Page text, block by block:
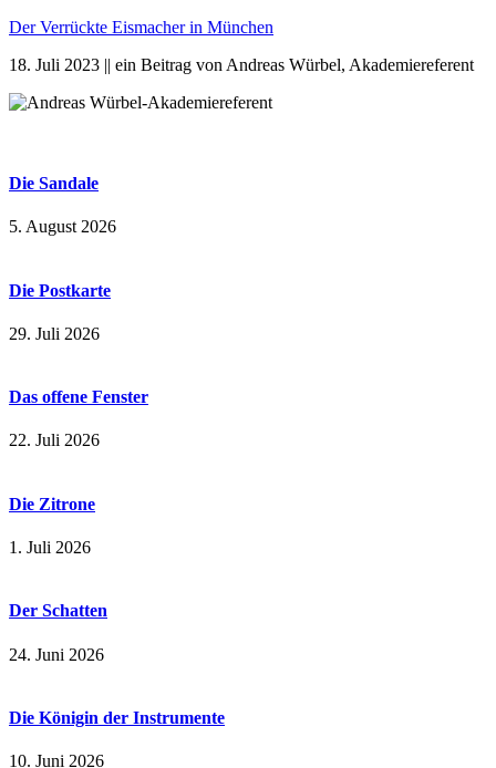
Der Verrückte Eismacher in München
18. Juli 2023 || ein Beitrag von Andreas Würbel, Akademiereferent
Die Sandale
5. August 2026
Die Postkarte
29. Juli 2026
Das offene Fenster
22. Juli 2026
Die Zitrone
1. Juli 2026
Der Schatten
24. Juni 2026
Die Königin der Instrumente
10. Juni 2026